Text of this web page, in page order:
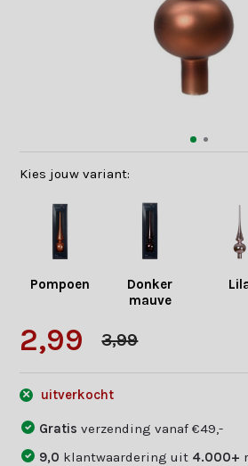
Kies jouw variant:
Pompoen
Donker
mauve
2,99 3,99
uitverkocht
Gratisverzending vanaf €49,-
9,0 klantwaardering uit 4.000+